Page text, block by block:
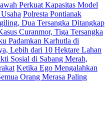
Perkuat Kapasitas Model
Polresta Pontianak
Dua Tersangka Ditangkap
Curanmor, Tiga Tersangka
Padamkan Karhutla di
Lebih dari 10 Hektare Lahan
Sosial di Sabang Merah,
Ketika Ego Mengalahkan
Orang Merasa Paling